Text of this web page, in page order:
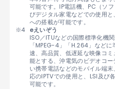
可能です。IP電話機、PC（ソ
びデジタル家電などでの使用
への搭載が可能です。
eえいぞう
ISO／ITUなどの国際標準化機
「MPEG-4」「H.264」など
速、高品質、低遅延な映像コ
能とする、沖電気のビデオコ
い携帯電話などのモバイル端
応のIPTVでの使用と、LSI及び
可能です。